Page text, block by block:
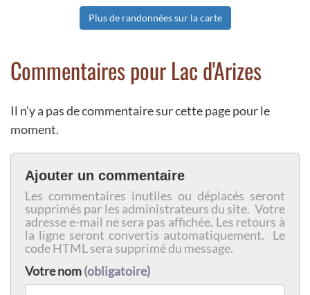
Plus de randonnées sur la carte
Commentaires pour Lac d'Arizes
Il n'y a pas de commentaire sur cette page pour le
moment.
Ajouter un commentaire
Les commentaires inutiles ou déplacés seront
supprimés par les administrateurs du site. Votre
adresse e-mail ne sera pas affichée. Les retours à
la ligne seront convertis automatiquement. Le
code HTML sera supprimé du message.
Votre nom(obligatoire)